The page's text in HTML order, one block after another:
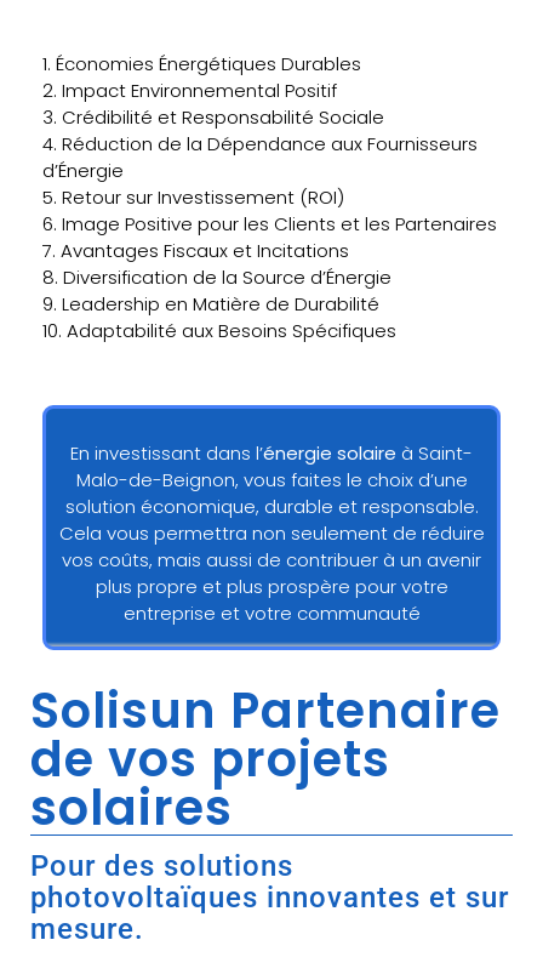
1. Économies Énergétiques Durables
2. Impact Environnemental Positif
3. Crédibilité et Responsabilité Sociale
4. Réduction de la Dépendance aux Fournisseurs
d’Énergie
5. Retour sur Investissement (ROI)
6. Image Positive pour les Clients et les Partenaires
7. Avantages Fiscaux et Incitations
8. Diversification de la Source d’Énergie
9. Leadership en Matière de Durabilité
10. Adaptabilité aux Besoins Spécifiques
En investissant dans l’énergie solaire à Saint-
Malo-de-Beignon, vous faites le choix d’une
solution économique, durable et responsable.
Cela vous permettra non seulement de réduire
vos coûts, mais aussi de contribuer à un avenir
plus propre et plus prospère pour votre
entreprise et votre communauté
Solisun Partenaire
de vos projets
solaires
Pour des solutions
photovoltaïques innovantes et sur
mesure.